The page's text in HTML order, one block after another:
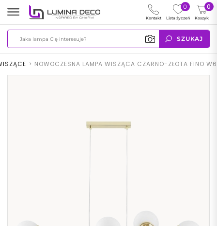
SZUKAJ
0
Koszyk
0
Lista życzeń
Kontakt
> NOWOCZESNA LAMPA WISZĄCA CZARNO-ZŁOTA FINO W6